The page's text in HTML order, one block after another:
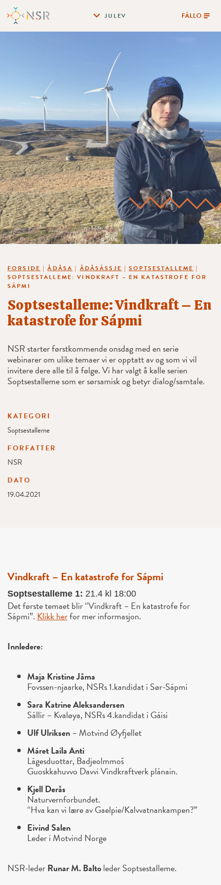
JULEV FÁLLO
FORSIDE |ÅDÅSA | ÅDÅSÁSSJE |SOPTSESTALLEME |
SOPTSESTALLEME: VINDKRAFT – EN KATASTROFE FOR
SÁPMI
Soptsestalleme: Vindkraft – En
katastrofe for Sápmi
NSR starter førstkommende onsdag med en serie
webinarer om ulike temaer vi er opptatt av og som vi vil
invitere dere alle til å følge. Vi har valgt å kalle serien
Soptsestalleme som er sørsamisk og betyr dialog/samtale.
KATEGORI
Soptsestalleme
FORFATTER
NSR
DATO
19.04.2021
Vindkraft – En katastrofe for Sápmi
Soptsestalleme 1: 21.4 kl 18:00
Det første temaet blir “Vindkraft – En katastrofe for
Sápmi”. Klikk herfor mer informasjon.
Innledere:
Maja Kristine Jåma
Fovssen-njaarke, NSRs 1.kandidat i Sør-Sápmi
Sara Katrine Aleksandersen
Sállir – Kvaløya, NSRs 4.kandidat i Gáisi
Ulf Ulriksen– Motvind Øyfjellet
Máret Laila Anti
Lágesduottar, Badjeolmmoš
Guoskkahuvvo Davvi Vindkraftverk plánain.
Kjell Derås
Naturvernforbundet.
“Hva kan vi lære av Gaelpie/Kalvvatnankampen?”
Eivind Salen
Leder i Motvind Norge
NSR-lederRunar M. Baltoleder Soptsestalleme.